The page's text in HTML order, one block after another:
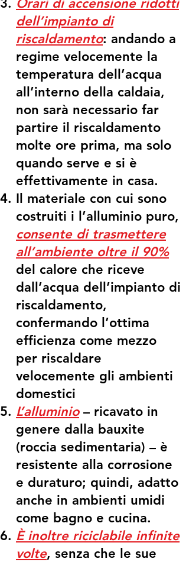
Orari di accensione ridotti
dell’impianto di
riscaldamento: andando a
regime velocemente la
temperatura dell’acqua
all’interno della caldaia,
non sarà necessario far
partire il riscaldamento
molte ore prima, ma solo
quando serve e si è
effettivamente in casa.
Il materiale con cui sono
costruiti i l’alluminio puro,
consente di trasmettere
all’ambiente oltre il 90%
del calore che riceve
dall’acqua dell’impianto di
riscaldamento,
confermando l’ottima
efficienza come mezzo
per riscaldare
velocemente gli ambienti
domestici
L’alluminio – ricavato in
genere dalla bauxite
(roccia sedimentaria) – è
resistente alla corrosione
e duraturo; quindi, adatto
anche in ambienti umidi
come bagno e cucina.
È inoltre riciclabile infinite
volte, senza che le sue